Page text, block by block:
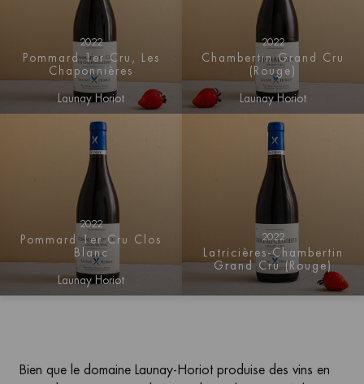
2022
Pommard 1er Cru, Les
Chaponnières
Launay Horiot
2022
Chambertin Grand Cru
(Rouge)
Launay Horiot
2022
Pommard 1er Cru Clos
Blanc
Launay Horiot
2022
Latricières-Chambertin
Grand Cru (Rouge)
Bien que le domaine Launay-Horiot produise des vins en